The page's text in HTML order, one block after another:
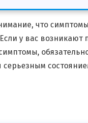
что
у вас
серьезным